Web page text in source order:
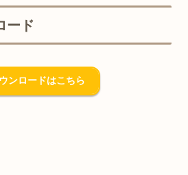
ード
ンロードはこちら